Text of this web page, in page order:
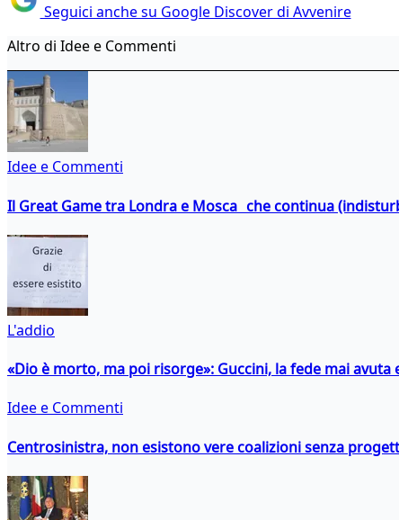
Seguici anche su Google Discover di Avvenire
Altro di Idee e Commenti
Idee e Commenti
Il Great Game tra Londra e Mosca che continua
L'addio
«Dio è morto, ma poi risorge»: Guccini, la fede mai
Idee e Commenti
Centrosinistra, non esistono vere coalizioni senza